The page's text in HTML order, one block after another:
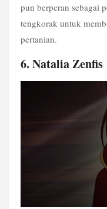
pun berperan sebagai
tengkorak untuk
pertanian.
6. Natalia Zenfis